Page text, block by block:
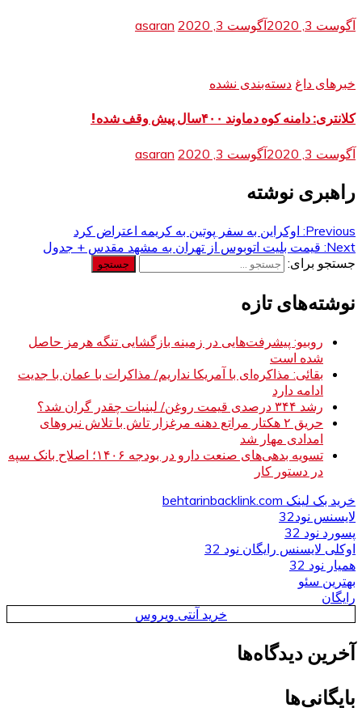
آگوست 3, 2020 آگوست 3, 2020 asaran
خبرهای داغ دسته‌بندی نشده
کلانتری: دامنه کوه دماوند ۴۰۰سال پیش وقف شده!
آگوست 3, 2020 آگوست 3, 2020 asaran
راهبری نوشته
Previous: اوکراین به سفر پوتین به کریمه اعتراض کرد
Next: قیمت بلیت اتوبوس از تهران به مشهد مقدس + جدول
جستجو برای:
نوشته‌های تازه
روبیو: پیشرفت‌هایی در زمینه بازگشایی تنگه هرمز حاصل
شده است
بقائی: مذاکره‌ای با آمریکا نداریم/ مذاکرات با عمان با جدیت
ادامه دارد
رشد ۳۴۴ درصدی قیمت روغن/ لبنیات چقدر گران شد؟
حریق ۲ هکتار مراتع دهنه مرغزار تاش با تلاش نیروهای
امدادی مهار شد
تسویه بدهی‌های صنعت دارو در بودجه ۱۴۰۶؛ اصلاح بانک سپه
در دستور کار
خرید بک لینک behtarinbacklink.com
لایسنس نود32
پسورد نود 32
اوکلی لایسنس رایگان نود 32
همیار نود 32
بهترین سئو
رایگان
خرید آنتی ویروس
آخرین دیدگاه‌ها
بایگانی‌ها